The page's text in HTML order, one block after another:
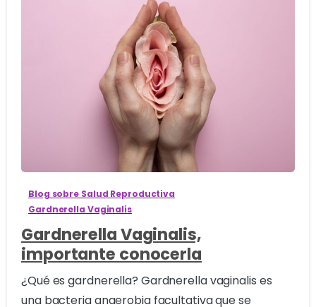
Blog sobre Salud Reproductiva
Gardnerella Vaginalis
Gardnerella Vaginalis,
importante conocerla
¿Qué es gardnerella? Gardnerella vaginalis es
una bacteria anaerobia facultativa que se